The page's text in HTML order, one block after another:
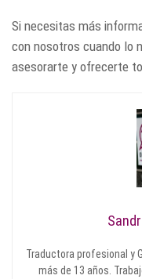
Si necesitas más
con nosotros cuando lo
asesorarte y ofrecerte
Traductora profesional y
más de 13 años.